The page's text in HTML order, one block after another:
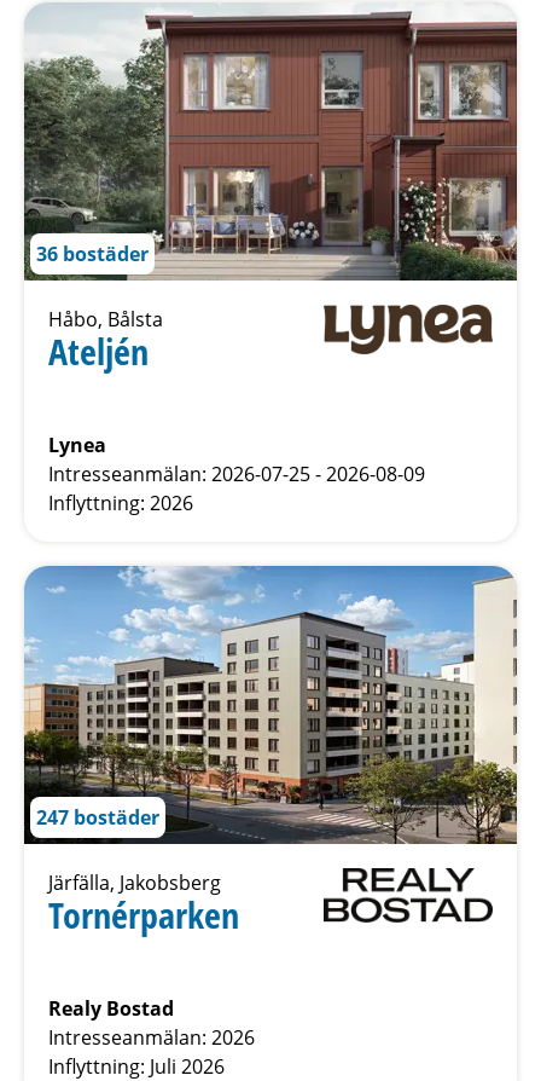
36 bostäder
Håbo, Bålsta
Ateljén
Lynea
Intresseanmälan: 2026-07-25 - 2026-08-09
Inflyttning: 2026
247 bostäder
Järfälla, Jakobsberg
Tornérparken
Realy Bostad
Intresseanmälan: 2026
Inflyttning: Juli 2026